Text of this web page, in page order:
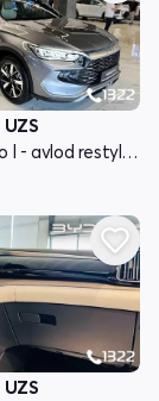
UZS
BYD Song Pro I - avlod restyling
UZS